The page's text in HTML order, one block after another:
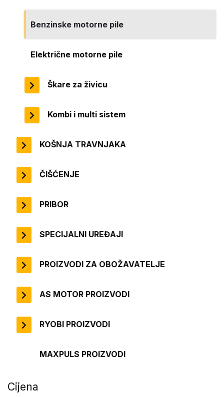
Benzinske motorne pile
Električne motorne pile
Škare za živicu
Kombi i multi sistem
KOŠNJA TRAVNJAKA
ČIŠĆENJE
PRIBOR
SPECIJALNI UREĐAJI
PROIZVODI ZA OBOŽAVATELJE
AS MOTOR PROIZVODI
RYOBI PROIZVODI
MAXPULS PROIZVODI
Cijena